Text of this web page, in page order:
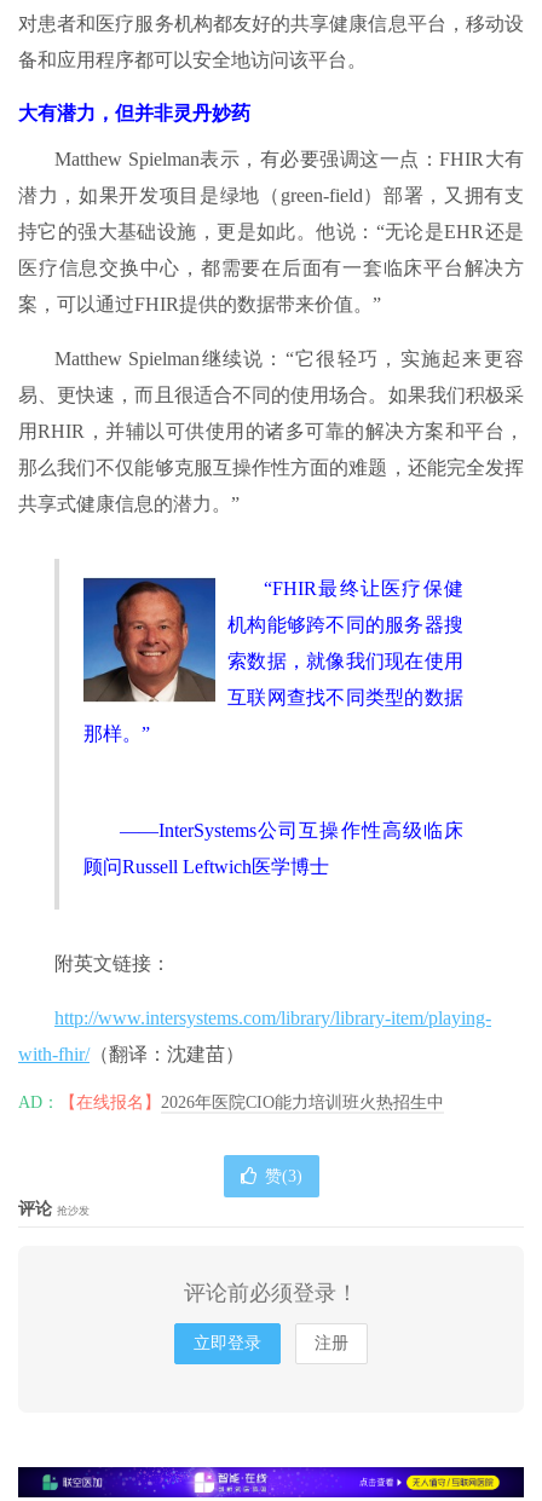
对患者和医疗服务机构都友好的共享健康信息平台，移动设
备和应用程序都可以安全地访问该平台。
大有潜力，但并非灵丹妙药
Matthew Spielman表示，有必要强调这一点：FHIR大有
潜力，如果开发项目是绿地（green-field）部署，又拥有支
持它的强大基础设施，更是如此。他说：“无论是EHR还是
医疗信息交换中心，都需要在后面有一套临床平台解决方
案，可以通过FHIR提供的数据带来价值。”
Matthew Spielman继续说：“它很轻巧，实施起来更容
易、更快速，而且很适合不同的使用场合。如果我们积极采
用RHIR，并辅以可供使用的诸多可靠的解决方案和平台，
那么我们不仅能够克服互操作性方面的难题，还能完全发挥
共享式健康信息的潜力。”
“FHIR最终让医疗保健
机构能够跨不同的服务器搜
索数据，就像我们现在使用
互联网查找不同类型的数据
那样。”
——InterSystems公司互操作性高级临床
顾问Russell Leftwich医学博士
附英文链接：
http://www.intersystems.com/library/library-item/playing-
with-fhir/（翻译：沈建苗）
AD： 【在线报名】 2026年医院CIO能力培训班火热招生中
赞(3)
评论 抢沙发
评论前必须登录！
立即登录 注册